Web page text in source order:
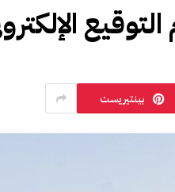
بينتيريست